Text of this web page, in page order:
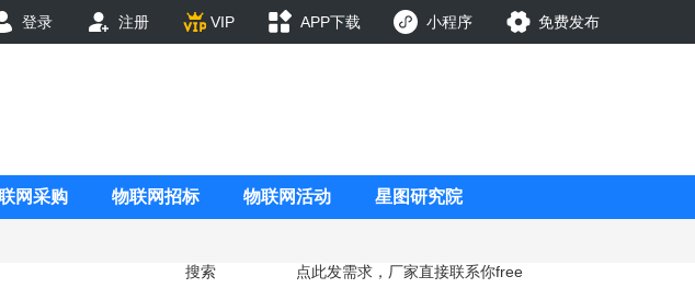
登录 注册 VIP APP下载 小程序 免费发布
网采购 物联网招标 物联网活动 星图研究院
搜索
点此发需求，厂家直接联系你free